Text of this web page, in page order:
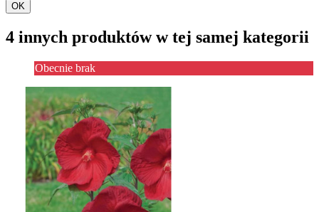
OK
4 innych produktów w tej samej kategorii
Obecnie brak